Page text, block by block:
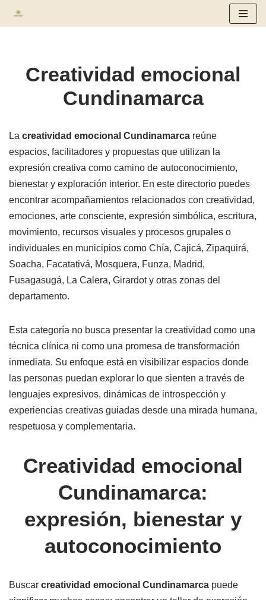
Creatividad emocional
Cundinamarca
La creatividad emocional Cundinamarca reúne
espacios, facilitadores y propuestas que utilizan la
expresión creativa como camino de autoconocimiento,
bienestar y exploración interior. En este directorio puedes
encontrar acompañamientos relacionados con creatividad,
emociones, arte consciente, expresión simbólica, escritura,
movimiento, recursos visuales y procesos grupales o
individuales en municipios como Chía, Cajicá, Zipaquirá,
Soacha, Facatativá, Mosquera, Funza, Madrid,
Fusagasugá, La Calera, Girardot y otras zonas del
departamento.
Esta categoría no busca presentar la creatividad como una
técnica clínica ni como una promesa de transformación
inmediata. Su enfoque está en visibilizar espacios donde
las personas puedan explorar lo que sienten a través de
lenguajes expresivos, dinámicas de introspección y
experiencias creativas guiadas desde una mirada humana,
respetuosa y complementaria.
Creatividad emocional
Cundinamarca:
expresión, bienestar y
autoconocimiento
Buscar creatividad emocional Cundinamarca puede